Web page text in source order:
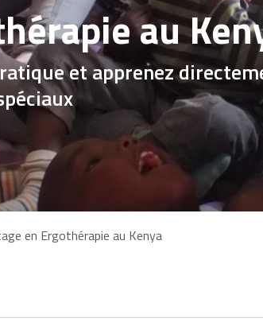
au
et apprenez
en Ergothérapie au Kenya